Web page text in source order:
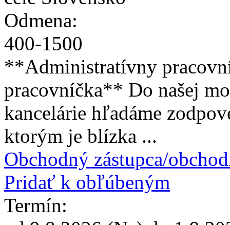
Odmena:
400-1500
**Administratívny
pracovníčka** Do našej
kancelárie hľadáme
ktorým je blízka ...
Obchodný zástupca/
Pridať k obľúbeným
Termín: